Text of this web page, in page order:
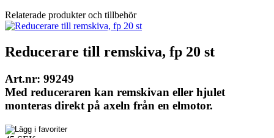
Relaterade produkter och tillbehör
Reducerare till remskiva, fp 20 st
Art.nr: 99249
Med reduceraren kan remskivan eller hjulet
monteras direkt på axeln från en elmotor.